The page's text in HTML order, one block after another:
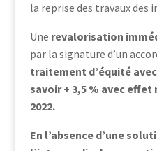
la reprise des travaux des
Une revalorisation
par la signature d’un
traitement d’équité
savoir + 3,5 % avec
2022.
En l’absence d’une